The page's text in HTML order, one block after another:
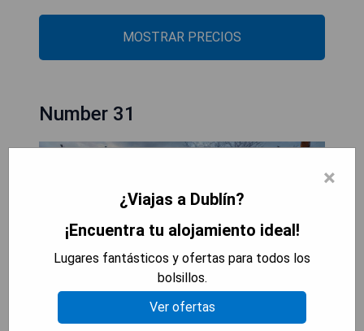
MOSTRAR PRECIOS
Number 31
×
¿Viajas a Dublín?
¡Encuentra tu alojamiento ideal!
Lugares fantásticos y ofertas para todos los
bolsillos.
Ver ofertas